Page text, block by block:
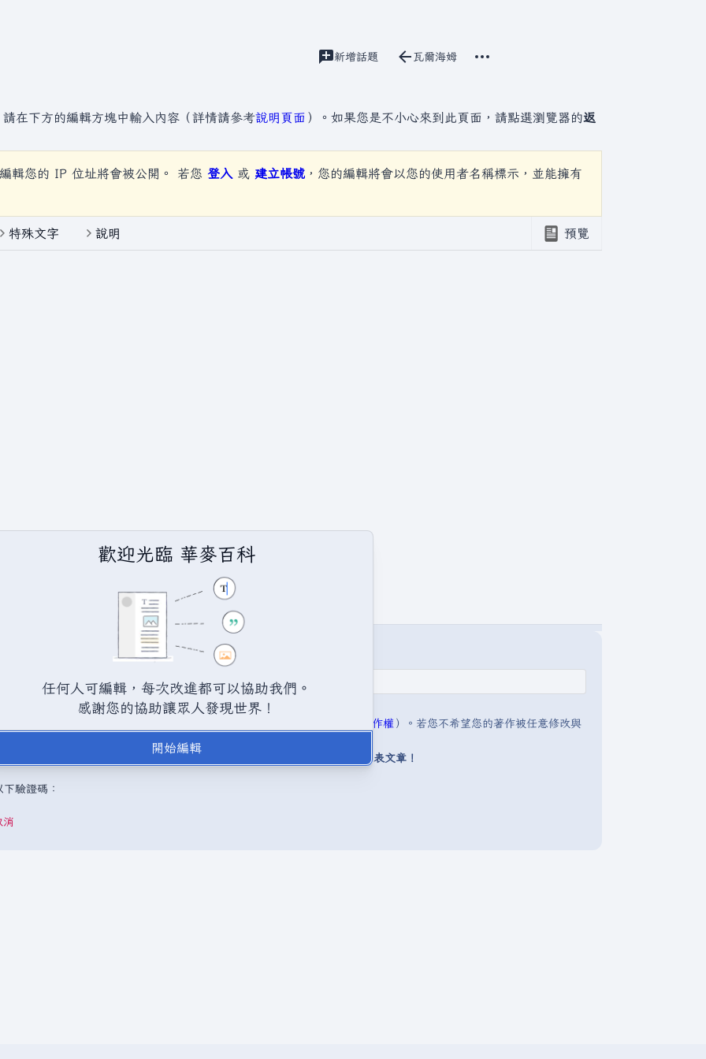
視圖建立原始碼
新增話題 associated-pages
瓦爾海姆
討論
在下方的編輯方塊中輸入內容（詳情請參考說明頁面 ）。如果您是不小心來到此頁面，請點選瀏覽器的返
輯您的 IP 位址將會被公開。 若您 登入 或 建立帳號 ，您的編輯將會以您的使用者名稱標示，並能擁有
預覽
特殊文字 說明
說明:著作權 ）。若您不希望您的著作被任意修改與
是取自不受版權保護的公開領域或自由資源。 請勿在未經授權的情況下發表文章！
驗證碼：
消
歡迎光臨 華麥百科
任何人可編輯，每次改進都可以協助我們。
感謝您的協助讓眾人發現世界！
開始編輯